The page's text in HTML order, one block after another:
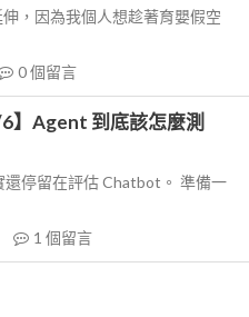
，因為我個人想趁著育嬰假空
0個留言
】Agent 到底該怎麼測
停留在評估 Chatbot。 準備一
1 個留言